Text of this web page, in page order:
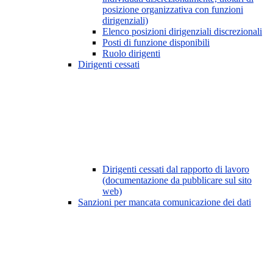
posizione organizzativa con funzioni
dirigenziali)
Elenco posizioni dirigenziali discrezionali
Posti di funzione disponibili
Ruolo dirigenti
Dirigenti cessati
Dirigenti cessati dal rapporto di lavoro
(documentazione da pubblicare sul sito
web)
Sanzioni per mancata comunicazione dei dati